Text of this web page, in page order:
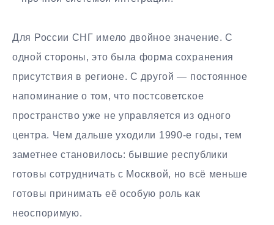
Для России СНГ имело двойное значение. С
одной стороны, это была форма сохранения
присутствия в регионе. С другой — постоянное
напоминание о том, что постсоветское
пространство уже не управляется из одного
центра. Чем дальше уходили 1990-е годы, тем
заметнее становилось: бывшие республики
готовы сотрудничать с Москвой, но всё меньше
готовы принимать её особую роль как
неоспоримую.